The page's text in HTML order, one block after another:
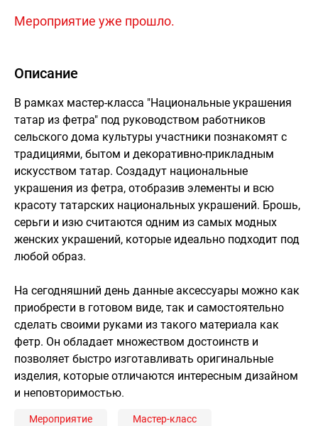
Мероприятие уже прошло.
Описание
В рамках мастер-класса "Национальные украшения
татар из фетра" под руководством работников
сельского дома культуры участники познакомят с
традициями, бытом и декоративно-прикладным
искусством татар. Создадут национальные
украшения из фетра, отобразив элементы и всю
красоту татарских национальных украшений. Брошь,
серьги и изю считаются одним из самых модных
женских украшений, которые идеально подходит под
любой образ.
На сегодняшний день данные аксессуары можно как
приобрести в готовом виде, так и самостоятельно
сделать своими руками из такого материала как
фетр. Он обладает множеством достоинств и
позволяет быстро изготавливать оригинальные
изделия, которые отличаются интересным дизайном
и неповторимостью.
Мероприятие Мастер-класс